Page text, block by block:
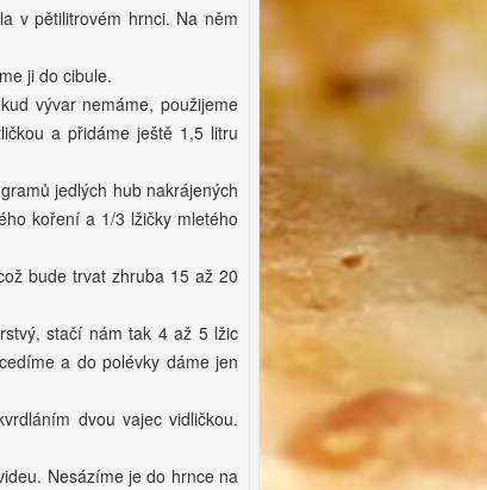
v pětilitrovém hrnci. Na něm
ji do cibule.
vývar nemáme, použijeme
a přidáme ještě 1,5 litru
jedlých hub nakrájených
koření a 1/3 lžičky mletého
bude trvat zhruba 15 až 20
stačí nám tak 4 až 5 lžic
a do polévky dáme jen
dvou vajec vidličkou.
Nesázíme je do hrnce na